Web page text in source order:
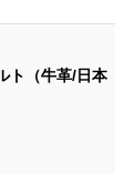
ト（牛革/日本